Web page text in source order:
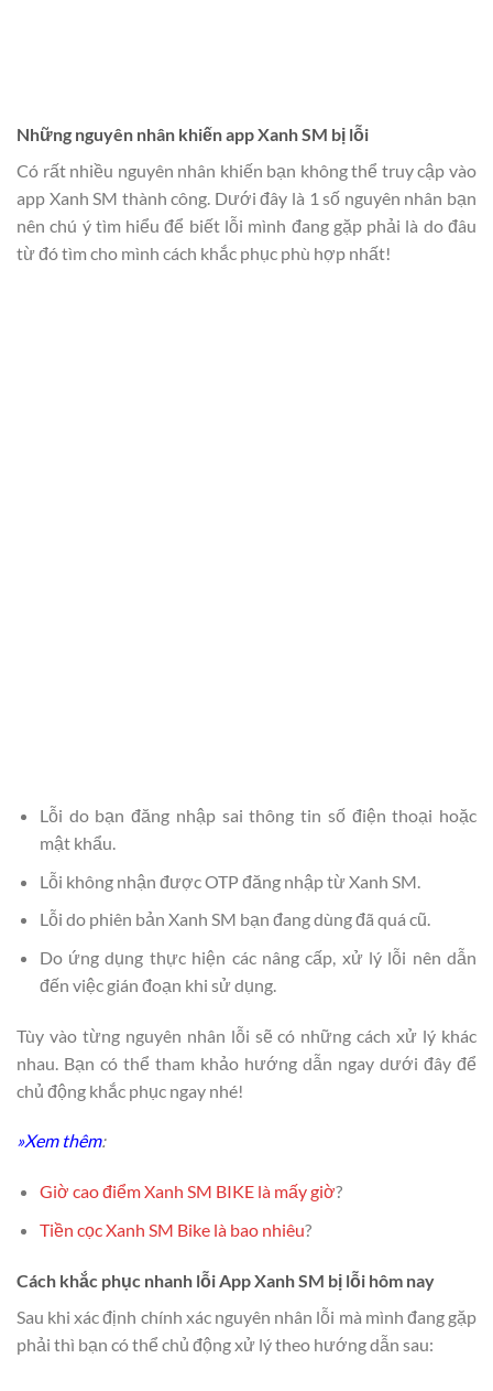
Những nguyên nhân khiến app Xanh SM bị lỗi
Có rất nhiều nguyên nhân khiến bạn không thể truy cập vào
app Xanh SM thành công. Dưới đây là 1 số nguyên nhân bạn
nên chú ý tìm hiểu để biết lỗi mình đang gặp phải là do đâu
từ đó tìm cho mình cách khắc phục phù hợp nhất!
Lỗi do bạn đăng nhập sai thông tin số điện thoại hoặc
mật khẩu.
Lỗi không nhận được OTP đăng nhập từ Xanh SM.
Lỗi do phiên bản Xanh SM bạn đang dùng đã quá cũ.
Do ứng dụng thực hiện các nâng cấp, xử lý lỗi nên dẫn
đến việc gián đoạn khi sử dụng.
Tùy vào từng nguyên nhân lỗi sẽ có những cách xử lý khác
nhau. Bạn có thể tham khảo hướng dẫn ngay dưới đây để
chủ động khắc phục ngay nhé!
»Xem thêm:
Giờ cao điểm Xanh SM BIKE là mấy giờ?
Tiền cọc Xanh SM Bike là bao nhiêu?
Cách khắc phục nhanh lỗi App Xanh SM bị lỗi hôm nay
Sau khi xác định chính xác nguyên nhân lỗi mà mình đang gặp
phải thì bạn có thể chủ động xử lý theo hướng dẫn sau: